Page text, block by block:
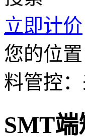
立即计价
您的位置
料管控
SMT